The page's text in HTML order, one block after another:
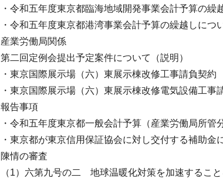
・令和五年度東京都臨海地域開発事業会計予算の繰
・令和五年度東京都港湾事業会計予算の繰越しにつ
産業労働局関係
第二回定例会提出予定案件について（説明）
・東京国際展示場（六）東展示棟改修工事請負契約
・東京国際展示場（六）東展示棟改修電気設備工事
報告事項
・令和五年度東京都一般会計予算（産業労働局所管
・東京都が東京信用保証協会に対し交付する補助
陳情の審査
（1）六第九号の二 地球温暖化対策を加速するこ